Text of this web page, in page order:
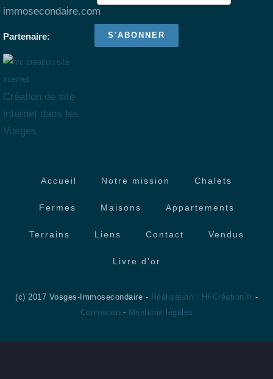
immosecondaire.com
Partenaire:
Création de site
internet dans les
Vosges
Accueil Notre mission Chalets
Fermes Maisons Appartements
Terrains Liens Contact Vendus
Livre d'or
(c) 2017 Vosges-Immosecondaire - Réalisation : HFCréation.fr -
Connexion - Mentions légales